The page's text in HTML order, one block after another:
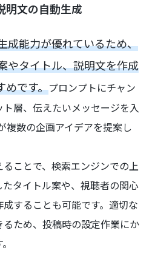
明文の自動生成
成能力が優れているため、
やタイトル、説明文を作成
めです。プロンプトにチャン
層、伝えたいメッセージを入
複数の企画アイデアを提案し
ことで、検索エンジンでの上
タイトル案や、視聴者の関心
することも可能です。適切な
ため、投稿時の設定作業にか